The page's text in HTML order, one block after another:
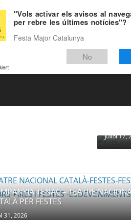
DE FIRES MEDIEVALS 2026
juliol 17,
TENAC – TEATRE
PER FESTES
31, 2026
"Vols activar els avisos al
per rebre les últimes notícies"?
Festa Major Catalunya
No